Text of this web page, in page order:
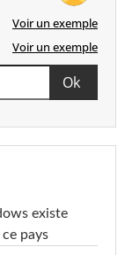
Voir un exemple
Voir un exemple
existe
pays